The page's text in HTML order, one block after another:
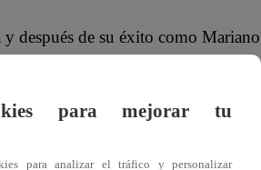
y después de su éxito como
y participó en muchas otras
series.
AHÍ! También se
para mejorar tu
para analizar el tráfico y personalizar